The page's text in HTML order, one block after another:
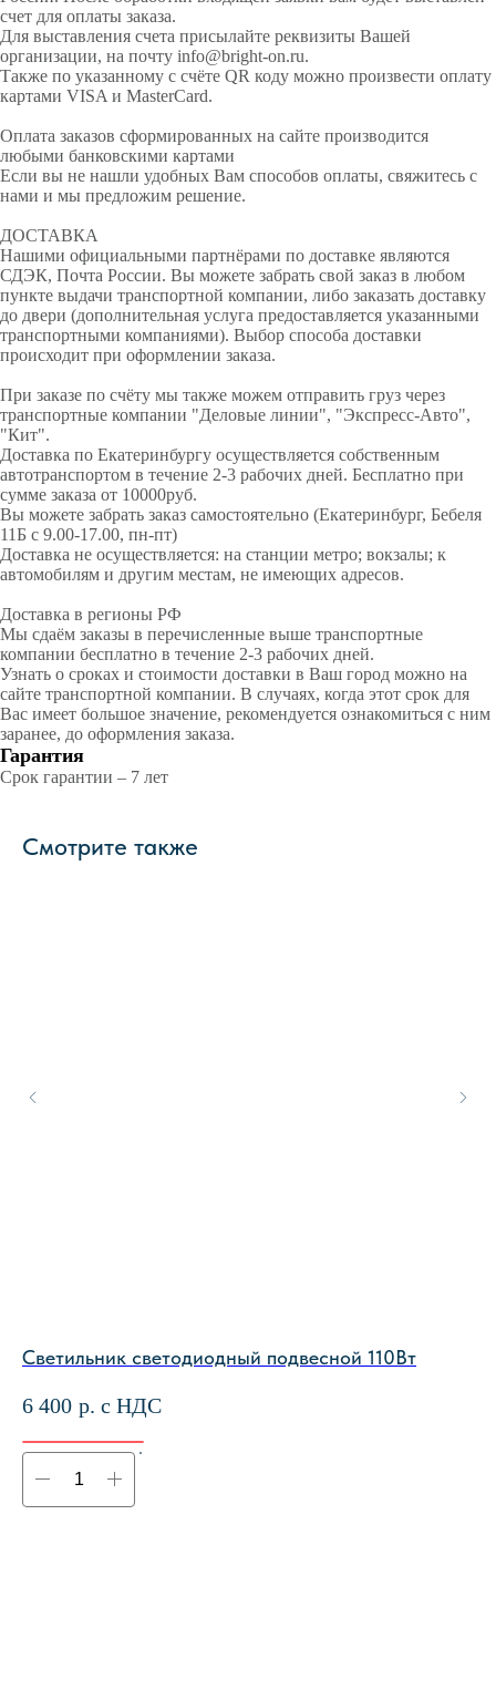
счет для оплаты заказа.
Для выставления счета присылайте реквизиты Вашей
организации, на почту info@bright-on.ru.
Также по указанному с счёте QR коду можно произвести оплату
картами VISA и MasterCard.
Оплата заказов сформированных на сайте производится
любыми банковскими картами
Если вы не нашли удобных Вам способов оплаты, свяжитесь с
нами и мы предложим решение.
ДОСТАВКА
Нашими официальными партнёрами по доставке являются
СДЭК, Почта России. Вы можете забрать свой заказ в любом
пункте выдачи транспортной компании, либо заказать доставку
до двери (дополнительная услуга предоставляется указанными
транспортными компаниями). Выбор способа доставки
происходит при оформлении заказа.
При заказе по счёту мы также можем отправить груз через
транспортные компании "Деловые линии", "Экспресс-Авто",
"Кит".
Доставка по Екатеринбургу осуществляется собственным
автотранспортом в течение 2-3 рабочих дней. Бесплатно при
сумме заказа от 10000руб.
Вы можете забрать заказ самостоятельно (Екатеринбург, Бебеля
11Б с 9.00-17.00, пн-пт)
Доставка не осуществляется: на станции метро; вокзалы; к
автомобилям и другим местам, не имеющих адресов.
Доставка в регионы РФ
Мы сдаём заказы в перечисленные выше транспортные
компании бесплатно в течение 2-3 рабочих дней.
Узнать о сроках и стоимости доставки в Ваш город можно на
сайте транспортной компании. В случаях, когда этот срок для
Вас имеет большое значение, рекомендуется ознакомиться с ним
заранее, до оформления заказа.
Гарантия
Срок гарантии – 7 лет
Смотрите также
Светильник светодиодный подвесной 110Вт
6 400 р. с НДС
ассортимент